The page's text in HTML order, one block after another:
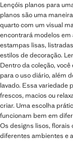
Lençóis planos para
planos são uma
quarto com um visual
encontrará modelos em
estampas lisas,
estilos de decoração.
Dentro da coleção,
para o uso diário, além
lavado. Essa variedade
frescos, macios ou
criar. Uma escolha
funcionam bem em
Os designs lisos, florais
diferentes ambientes e